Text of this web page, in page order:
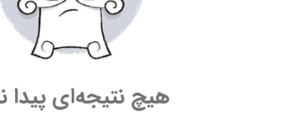
هیچ نتیجه‌ای پیدا